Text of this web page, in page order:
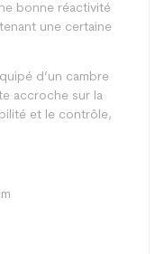
bonne réactivité
une certaine
d’un cambre
accroche sur la
et le contrôle,